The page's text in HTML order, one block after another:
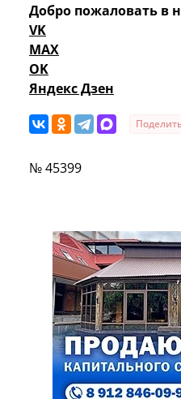
Добро пожаловать в
VK
MAX
OK
Яндекс Дзен
№ 45399